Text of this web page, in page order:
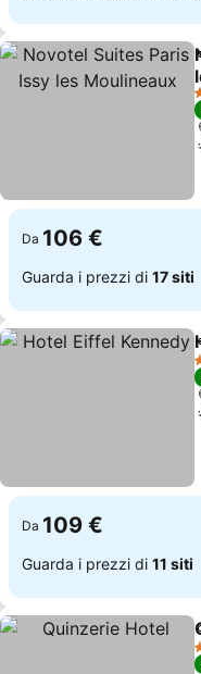
Da 106 €
Guarda i prezzi di 17 siti
Da 109 €
Guarda i prezzi di 11 siti